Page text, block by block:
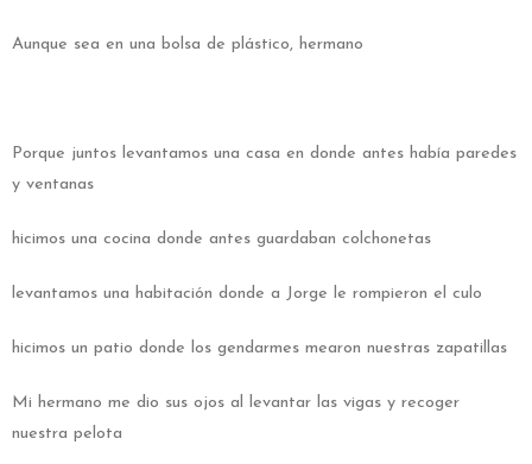
Aunque sea en una bolsa de plástico, hermano
Porque juntos levantamos una casa en donde antes había paredes
y ventanas
hicimos una cocina donde antes guardaban colchonetas
levantamos una habitación donde a Jorge le rompieron el culo
hicimos un patio donde los gendarmes mearon nuestras zapatillas
Mi hermano me dio sus ojos al levantar las vigas y recoger
nuestra pelota